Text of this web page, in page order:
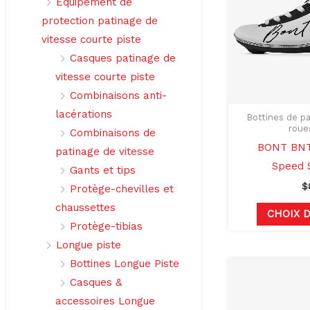
protection patinage de
vitesse courte piste
Casques patinage de
vitesse courte piste
Combinaisons anti-
lacérations
Combinaisons de
patinage de vitesse
Gants et tips
Protège-chevilles et
chaussettes
Protège-tibias
Longue piste
Bottines Longue Piste
Casques &
accessoires Longue
Bottines de
BONT
Speed
$
CHOIX